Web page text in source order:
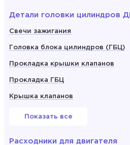
Детали головки цилиндров
Свечи зажигания
Головка блока цилиндров (ГБЦ)
Прокладка крышки клапанов
Прокладка ГБЦ
Крышка клапанов
Показать все
Расходники для двигателя